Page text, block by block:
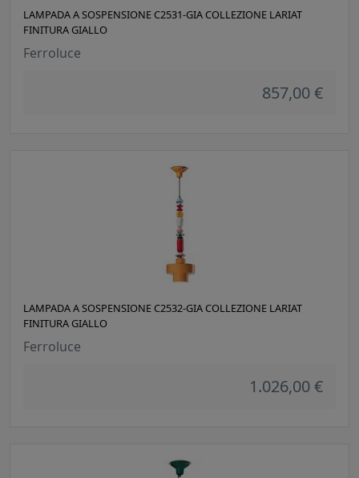
LAMPADA A SOSPENSIONE C2531-GIA COLLEZIONE LARIAT
FINITURA GIALLO
Ferroluce
857,00 €
LAMPADA A SOSPENSIONE C2532-GIA COLLEZIONE LARIAT
FINITURA GIALLO
Ferroluce
1.026,00 €